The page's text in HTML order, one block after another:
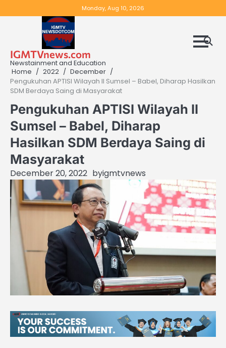
to
Monday, Aug 10, 2026
IGMTVnews.com
Newstainment and Education
Home
2022
December
Pengukuhan APTISI Wilayah II Sumsel – Babel, Diharap Hasilkan
SDM Berdaya Saing di Masyarakat
Pengukuhan APTISI Wilayah II
Sumsel – Babel, Diharap
Hasilkan SDM Berdaya Saing di
Masyarakat
December 20, 2022 byigmtvnews